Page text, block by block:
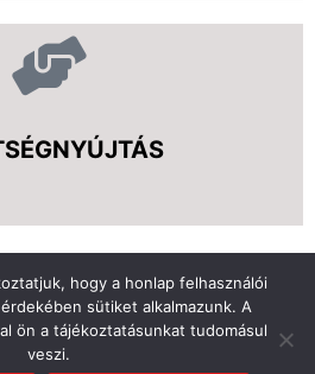
jog fenntartva
hogy a honlap felhasználói
sütiket alkalmazunk. A
ön a tájékoztatásunkat tudomásul
veszi.